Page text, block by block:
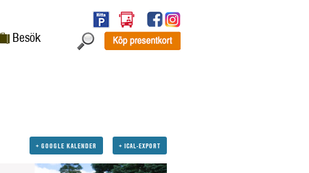
Besök
+ GOOGLE KALENDER + ICAL-EXPORT